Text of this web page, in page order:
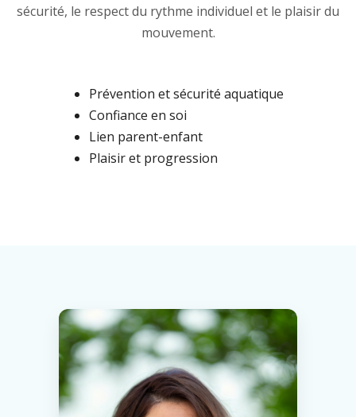
sécurité, le respect du rythme individuel et le plaisir du
mouvement.
Prévention et sécurité aquatique
Confiance en soi
Lien parent-enfant
Plaisir et progression